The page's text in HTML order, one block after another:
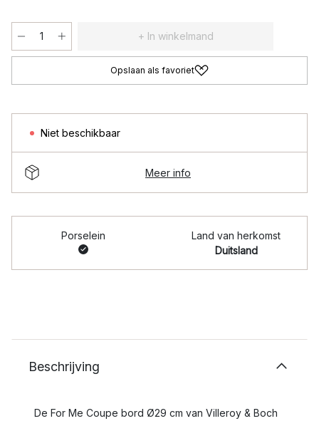
+ In winkelmand
Opslaan als favoriet
Niet beschikbaar
Meer info
Porselein
Land van herkomst
Duitsland
Beschrijving
De For Me Coupe bord Ø29 cm van Villeroy & Boch